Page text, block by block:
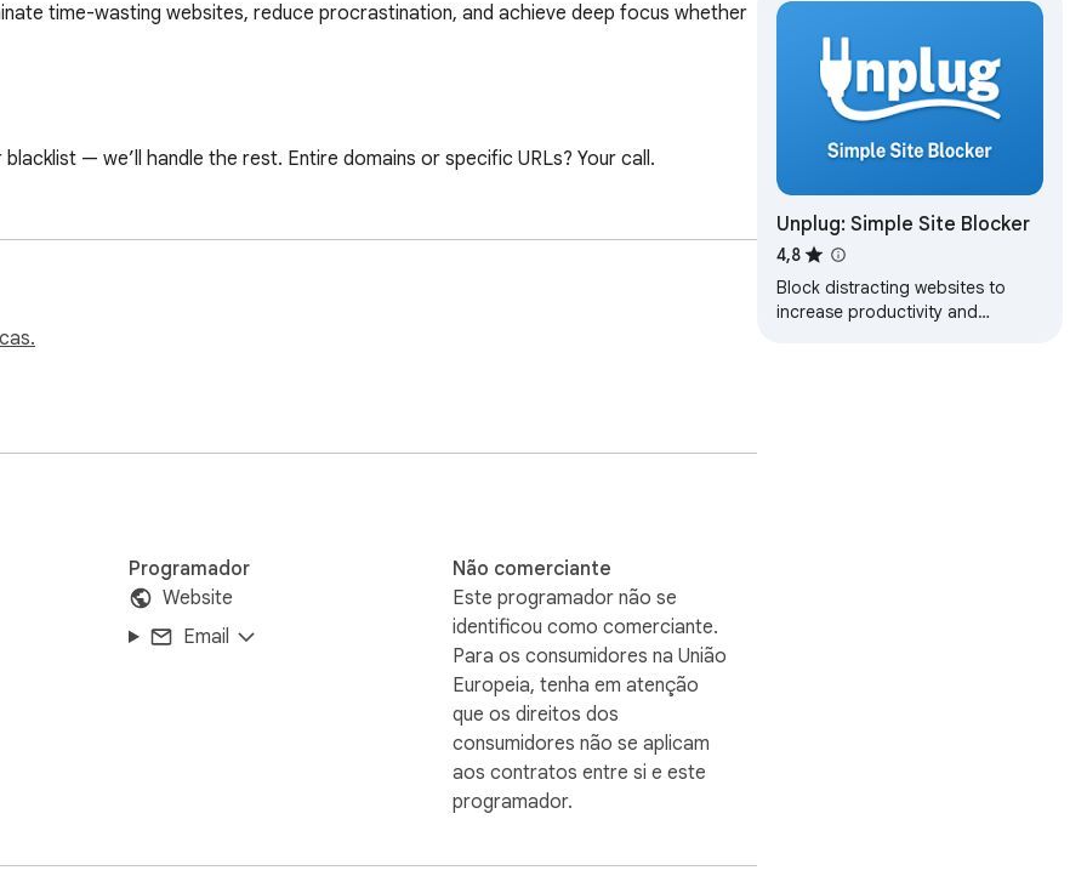
time-wasting websites, reduce procrastination, and achieve deep focus whether
— we’ll handle the rest. Entire domains or specific URLs? Your call.
to prevent uninstalling or bypassing restrictions — ideal for parental control or
matter where you are with full sync support.
Programador
Website
Email
Não comerciante
Este programador não se
identificou como comerciante.
Para os consumidores na União
Europeia, tenha em atenção
que os direitos dos
consumidores não se aplicam
aos contratos entre si e este
programador.
Unplug: Simple Site Blocker
4,8
Block distracting websites to
increase productivity and